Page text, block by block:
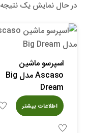
در حال نمایش یک نتیجه
اسپرسو ماشین
Ascaso مدل Big
Dream
اطلاعات بیشتر